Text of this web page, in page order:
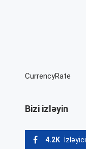
CurrencyRate
Bizi izləyin
4.2K İzləyici